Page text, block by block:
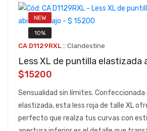
NEW
10%
CA D1129RXL:: Clandestine
Less XL de puntilla elastizada
$15200
Sensualidad sin límites. Confeccionada
elastizada, esta less roja de talle XL
perfecto que realza tus curvas con